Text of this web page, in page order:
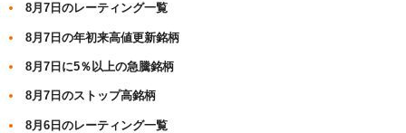
8月7日のレーティング一覧
8月7日の年初来高値更新銘柄
8月7日に5％以上の急騰銘柄
8月7日のストップ高銘柄
8月6日のレーティング一覧